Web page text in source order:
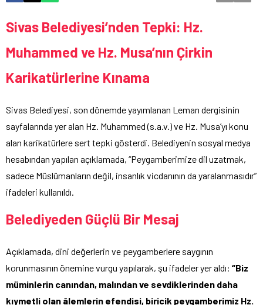
Sivas Belediyesi’nden Tepki: Hz.
Muhammed ve Hz. Musa’nın Çirkin
Karikatürlerine Kınama
Sivas Belediyesi, son dönemde yayımlanan Leman dergisinin
sayfalarında yer alan Hz. Muhammed (s.a.v.) ve Hz. Musa’yı konu
alan karikatürlere sert tepki gösterdi. Belediyenin sosyal medya
hesabından yapılan açıklamada, “Peygamberimize dil uzatmak,
sadece Müslümanların değil, insanlık vicdanının da yaralanmasıdır”
ifadeleri kullanıldı.
Belediyeden Güçlü Bir Mesaj
Açıklamada, dini değerlerin ve peygamberlere saygının
korunmasının önemine vurgu yapılarak, şu ifadeler yer aldı: “Biz
müminlerin canından, malından ve sevdiklerinden daha
kıymetli olan âlemlerin efendisi, biricik peygamberimiz Hz.